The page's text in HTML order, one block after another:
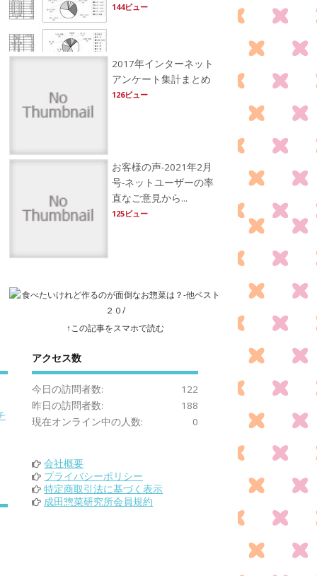
144ビュー
2017年インターネット
アンケート集計まとめ
126ビュー
お客様の声-2021年2月
号-ネットユーザーの率
直なご意見から...
125ビュー
↑この記事をスマホで読む
アクセス数
122
今日の訪問者数:
188
昨日の訪問者数:
0
現在オンライン中の人数:
会社概要
プライバシーポリシー
特定商取引法に基づく表示
成田惣菜研究所会員規約